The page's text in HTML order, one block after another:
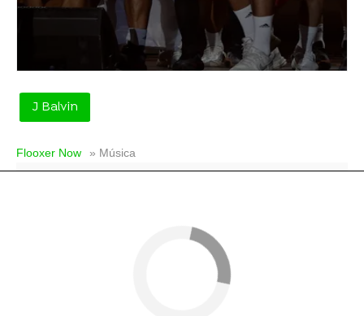
J Balvin
Flooxer Now » Música